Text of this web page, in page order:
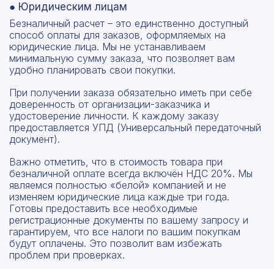
● Юридическим лицам
Безналичный расчет – это единственно доступный
способ оплаты для заказов, оформляемых на
юридические лица. Мы не устанавливаем
минимальную сумму заказа, что позволяет вам
удобно планировать свои покупки.
При получении заказа обязательно иметь при себе
доверенность от организации-заказчика и
удостоверение личности. К каждому заказу
предоставляется УПД (Универсальный передаточный
документ).
Важно отметить, что в стоимость товара при
безналичной оплате всегда включён НДС 20%. Мы
являемся полностью «белой» компанией и не
изменяем юридические лица каждые три года.
Готовы предоставить все необходимые
регистрационные документы по вашему запросу и
гарантируем, что все налоги по вашим покупкам
будут оплачены. Это позволит вам избежать
проблем при проверках.